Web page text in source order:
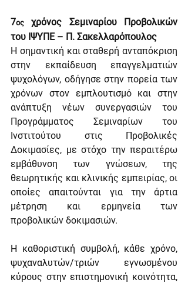
7ος
χρόνος Σεμιναρίου Προβολικών
του ΙΨΥΠΕ – Π. Σακελλαρόπουλος
Η σημαντική και σταθερή ανταπόκριση
στην εκπαίδευση επαγγελματιών
ψυχολόγων, οδήγησε στην πορεία των
χρόνων στον εμπλουτισμό και στην
ανάπτυξη νέων συνεργασιών του
Προγράμματος Σεμιναρίων του
Ινστιτούτου στις Προβολικές
Δοκιμασίες, με στόχο την περαιτέρω
εμβάθυνση των γνώσεων, της
θεωρητικής και κλινικής εμπειρίας, οι
οποίες απαιτούνται για την άρτια
μέτρηση και ερμηνεία των
προβολικών δοκιμασιών.
Η καθοριστική συμβολή, κάθε χρόνο,
ψυχαναλυτών/τριών εγνωσμένου
κύρους στην επιστημονική κοινότητα,